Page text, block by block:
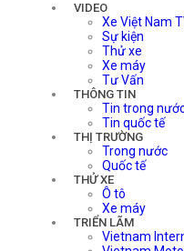
VIDEO
Xe Việt Nam
Sự kiện
Thử xe
Xe máy
Tư Vấn
THÔNG TIN
Tin trong
Tin quốc tế
THỊ TRƯỜNG
Trong nước
Quốc tế
THỬ XE
Ô tô
Xe máy
TRIỂN LÃM
Vietnam